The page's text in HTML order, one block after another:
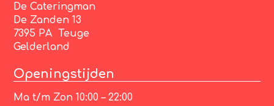
De Cateringman
De Zanden 13
7395 PA Teuge
Gelderland
Openingstijden
Ma t/m Zon 10:00 – 22:00